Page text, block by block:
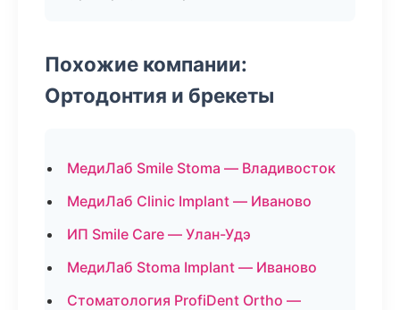
Похожие компании:
Ортодонтия и брекеты
МедиЛаб Smile Stoma — Владивосток
МедиЛаб Clinic Implant — Иваново
ИП Smile Care — Улан-Удэ
МедиЛаб Stoma Implant — Иваново
Стоматология ProfiDent Ortho —